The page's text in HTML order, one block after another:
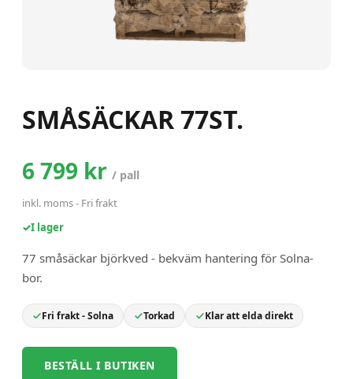
SMÅSÄCKAR 77ST.
6 799 kr / pall
inkl. moms- Fri frakt
✓I lager
77 småsäckar björkved - bekväm hantering för Solna-
bor.
Fri frakt - Solna Torkad Klar att elda direkt
BESTÄLL I BUTIKEN